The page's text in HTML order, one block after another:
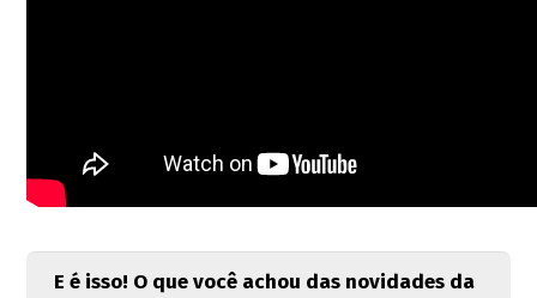
E é isso! O que você achou das novidades da